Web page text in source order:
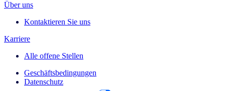
Über uns
Kontaktieren Sie uns
Karriere
Alle offene Stellen
Geschäftsbedingungen
Datenschutz